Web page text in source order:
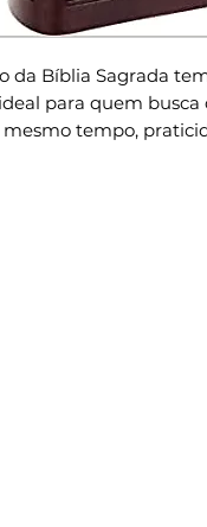
da Bíblia Sagrada
para quem
mesmo tempo,